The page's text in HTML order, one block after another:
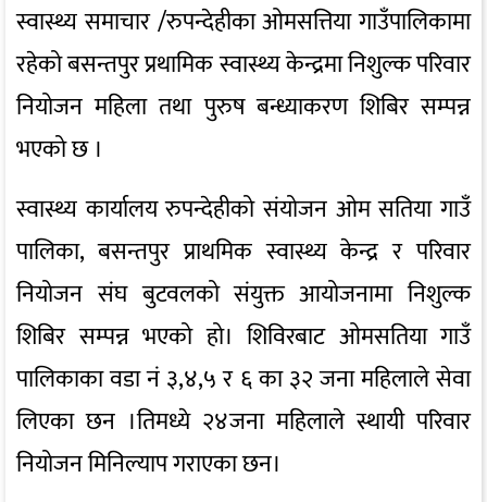
स्वास्थ्य समाचार /रुपन्देहीका ओमसत्तिया गाउँपालिकामा
रहेको बसन्तपुर प्रथामिक स्वास्थ्य केन्द्रमा निशुल्क परिवार
नियोजन महिला तथा पुरुष बन्ध्याकरण शिबिर सम्पन्न
भएको छ ।
स्वास्थ्य कार्यालय रुपन्देहीको संयोजन ओम सतिया गाउँ
पालिका, बसन्तपुर प्राथमिक स्वास्थ्य केन्द्र र परिवार
नियोजन संघ बुटवलको संयुक्त आयोजनामा निशुल्क
शिबिर सम्पन्न भएको हो। शिविरबाट ओमसतिया गाउँ
पालिकाका वडा नं ३,४,५ र ६ का ३२ जना महिलाले सेवा
लिएका छन ।तिमध्ये २४जना महिलाले स्थायी परिवार
नियोजन मिनिल्याप गराएका छन।